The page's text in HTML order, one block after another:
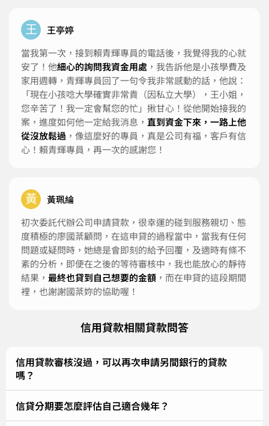
王
王亭婷
當我第一次，接到賴青輝專員的電話後，我覺得我的心就
安了！他細心的詢問我資金用處 ，我告訴他是小孩學費及
家用週轉，青輝專員回了一句令我非常感動的話，他說：
「現在小孩唸大學確實非常貴（因私立大學），王小姐，
您辛苦了！我一定會幫您的忙」揪甘心！從他開始接我的
案，進度如何他一定給我消息， 直到資金下來，一路上他
從沒放鬆過 ，像這麼好的專員，真是公司有福，客戶有信
心！賴青輝專員，再一次的感謝您！
黃
黃珮綸
初次委託代辦公司申請貸款，很幸運的碰到服務親切、態
度積極的廖國棻顧問，在這申貸的過程當中，當我有任何
問題或疑問時，她總是會即刻的給予回覆，及適時有條不
紊的分析，即便在之後的等待審核中，我也能放心的靜待
結果， 最終也貸到自己想要的金額 ，而在申貸的這段期間
裡，也謝謝國棻妳的協助喔！
信用貸款相關貸款問答
信用貸款審核沒過，可以再次申請另間銀行的貸款
嗎？
信貸分期要怎麼評估自己適合幾年？